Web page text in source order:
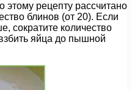
этому рецепту рассчитано
блинов (от 20). Если
сократите количество
яйца до пышной